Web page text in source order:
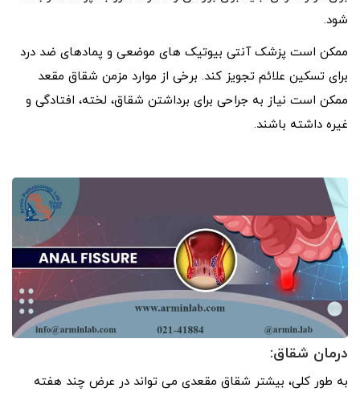
شود.
ممکن است پزشک آنتی بیوتیک های موضعی و پمادهای ضد درد
برای تسکین علائم تجویز کند. برخی از موارد مزمن شقاق مقعد
ممکن است نیاز به جراحی برای برداشتن شقاق، لخته، افتادگی و
غیره داشته باشند.
درمان شقاق:
به طور کلی، بیشتر شقاق مقعدی می تواند در عرض چند هفته